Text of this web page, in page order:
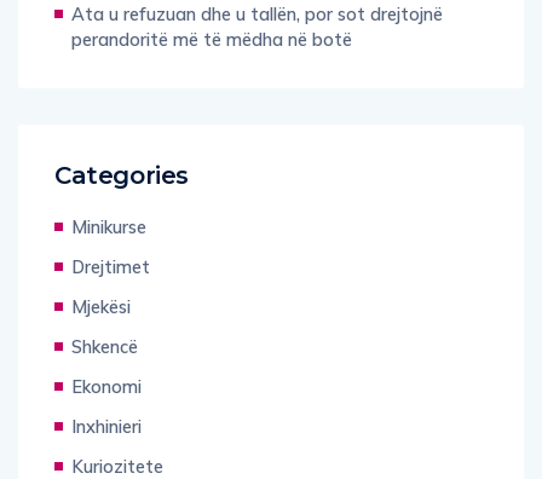
Ata u refuzuan dhe u tallën, por sot drejtojnë
perandoritë më të mëdha në botë
Categories
Minikurse
Drejtimet
Mjekësi
Shkencë
Ekonomi
Inxhinieri
Kuriozitete